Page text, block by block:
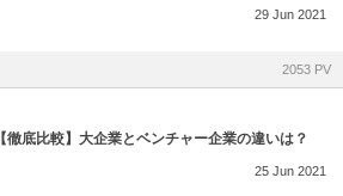
29 Jun 2021
2053 PV
【徹底比較】大企業とベンチャー企業の違いは？
25 Jun 2021